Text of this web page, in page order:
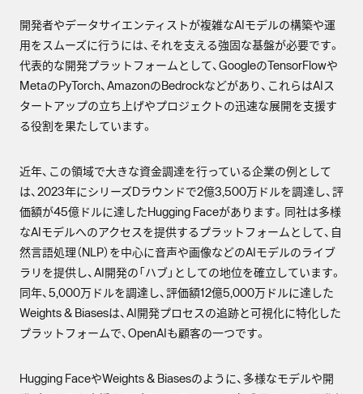
開発者やデータサイエンティストが複雑なAIモデルの構築や運
用をスムーズに行うには、それを支える強固な基盤が必要です。
代表的な開発プラットフォームとして、GoogleのTensorFlowや
MetaのPyTorch、AmazonのBedrockなどがあり、これらはAIス
タートアップの立ち上げやプロジェクトの迅速な展開を支援す
る役割を果たしています。
近年、この領域で大きな資金調達を行っている企業の例として
は、2023年にシリーズDラウンドで2億3,500万ドルを調達し、評
価額が45億ドルに達したHugging Faceがあります。同社は多様
なAIモデルへのアクセスを提供するプラットフォームとして、自
然言語処理（NLP）を中心に音声や画像などのAIモデルのライブ
ラリを提供し、AI開発の「ハブ」としての地位を確立しています。
同年、5,000万ドルを調達し、評価額12億5,000万ドルに達した
Weights & Biasesは、AI開発プロセスの追跡と可視化に特化した
プラットフォームで、OpenAIも顧客の一つです。
Hugging FaceやWeights & Biasesのように、多様なモデルや開